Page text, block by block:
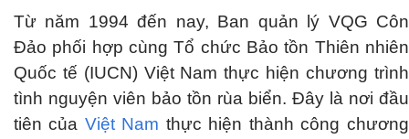
Từ năm 1994 đến nay, Ban quản lý VQG Côn
Đảo phối hợp cùng Tổ chức Bảo tồn Thiên nhiên
Quốc tế (IUCN) Việt Nam thực hiện chương trình
tình nguyện viên bảo tồn rùa biển. Đây là nơi đầu
tiên của Việt Nam thực hiện thành công chương